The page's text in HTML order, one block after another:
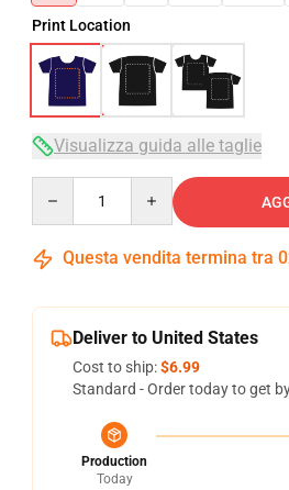
Print Location
Visualizza guida alle taglie
Questa vendita termina tra
Deliver to United States
Cost to ship:$6.99
Standard - Order today to get
Production
Today